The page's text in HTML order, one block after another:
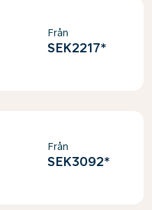
Från
SEK2217*
Från
SEK3092*